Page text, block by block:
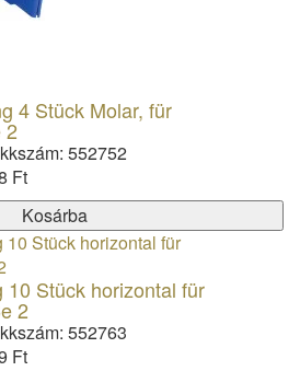
4 Stück Molar, für
2
552752
Ft
Kosárba
10 Stück horizontal für
2
552763
Ft